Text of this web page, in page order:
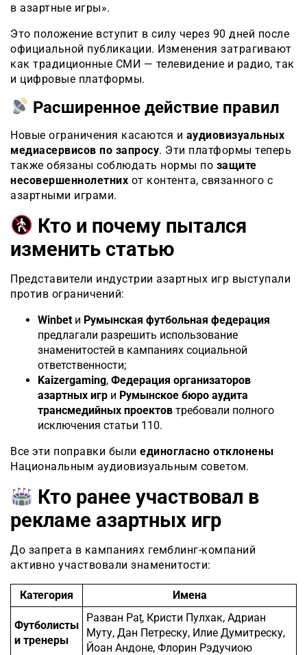
в азартные игры».
Это положение вступит в силу через 90 дней после
официальной публикации. Изменения затрагивают
как традиционные СМИ — телевидение и радио, так
и цифровые платформы.
Расширенное действие правил
Новые ограничения касаются и аудиовизуальных
медиасервисов по запросу. Эти платформы теперь
также обязаны соблюдать нормы по защите
несовершеннолетних от контента, связанного с
азартными играми.
Кто и почему пытался
изменить статью
Представители индустрии азартных игр выступали
против ограничений:
Winbet и Румынская футбольная федерация
предлагали разрешить использование
знаменитостей в кампаниях социальной
ответственности;
Kaizergaming, Федерация организаторов
азартных игр и Румынское бюро аудита
трансмедийных проектов требовали полного
исключения статьи 110.
Все эти поправки были единогласно отклонены
Национальным аудиовизуальным советом.
Кто ранее участвовал в
рекламе азартных игр
До запрета в кампаниях гемблинг-компаний
активно участвовали знаменитости:
Категория Имена
Футболисты
и тренеры
Разван Раț, Кристи Пулхак, Адриан
Муту, Дан Петреску, Илие Думитреску,
Йоан Андоне, Флорин Рэдучиою